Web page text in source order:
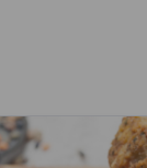
Confetture